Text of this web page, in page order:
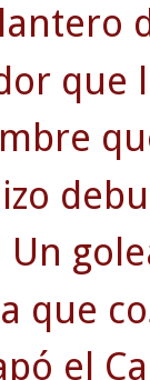
que
Un
que
el